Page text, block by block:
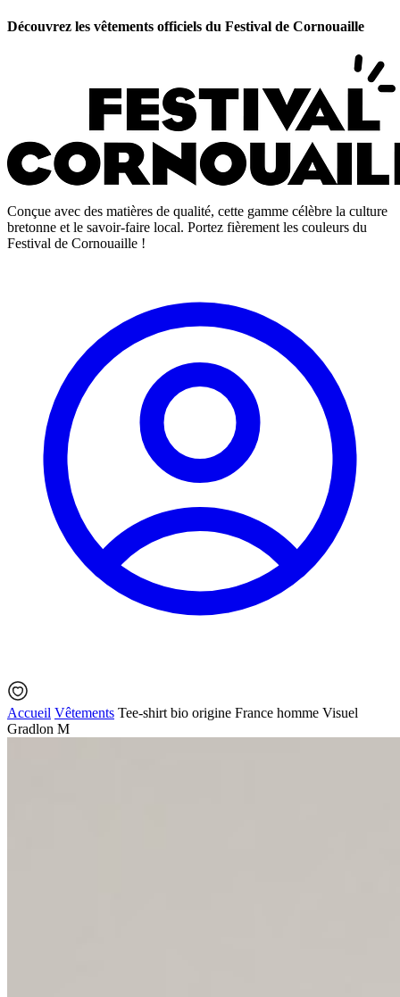
Découvrez les vêtements officiels du Festival de Cornouaille
Conçue avec des matières de qualité, cette gamme célèbre la culture
bretonne et le savoir-faire local. Portez fièrement les couleurs du
Festival de Cornouaille !
Accueil Vêtements Tee-shirt bio origine France homme Visuel
Gradlon M